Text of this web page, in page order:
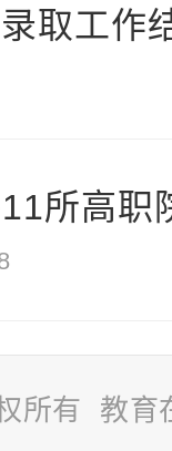
取工作
所高职
所有 教育